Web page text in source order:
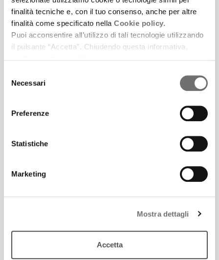
finalità tecniche e, con il tuo consenso, anche per altre
finalità come specificato nella Cookie policy.
Puoi acconsentire all’utilizzo di tali tecnologie utilizzando
il pulsante “Accetta”. Chiudendo questa informativa,
delNecessari
Preferenze
Statistiche
Marketing
Mostra dettagli
Accetta
LONTANO DA CINECITTÀ. UNA SERIE PODCAST IN
CITTÀ DEL CINEMA